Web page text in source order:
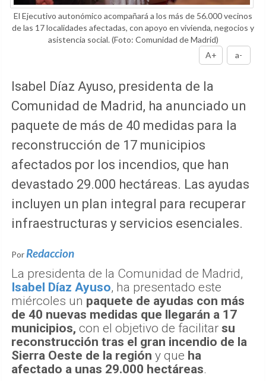
El Ejecutivo autonómico acompañará a los más de 56.000 vecinos
de las 17 localidades afectadas, con apoyo en vivienda, negocios y
asistencia social.(Foto: Comunidad de Madrid)
A+
a-
Isabel Díaz Ayuso, presidenta de la
Comunidad de Madrid, ha anunciado un
paquete de más de 40 medidas para la
reconstrucción de 17 municipios
afectados por los incendios, que han
devastado 29.000 hectáreas. Las ayudas
incluyen un plan integral para recuperar
infraestructuras y servicios esenciales.
Por Redaccion
La presidenta de la Comunidad de Madrid,
Isabel Díaz Ayuso, ha presentado este
miércoles un paquete de ayudas con más
de 40 nuevas medidas que llegarán a 17
municipios, con el objetivo de facilitar su
reconstrucción tras el gran incendio de la
Sierra Oeste de la región y que ha
afectado a unas 29.000 hectáreas.